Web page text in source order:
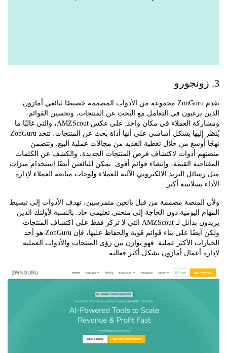
تقدم ZonGuru مجموعة من الأدوات المصممة خصيصًا لبائعي أمازون
يرغبون في التعامل مع البحث عن المنتجات، وتحسين القوائم،
ومشاركة العملاء في مكان واحد. على عكس AMZScout، والتي غالبًا ما
يُنظر إليها بشكل أساسي على أنها أداة بحث عن المنتجات، تتخذ ZonGuru
من خلال تغطية العديد من مجالات عملية البيع. وتتضمن
أدوات لاكتشاف فرص المنتجات الجديدة، والكشف عن الكلمات
القيمة، وإنشاء قوائم أقوى. يمكن للبائعين أيضًا استخدام ميزات
البريد الإلكتروني الآلية للعملاء ولوحات متابعة العملاء لإدارة
بسلاسة أكبر.
مصممة من قبل بائعين متمرسين، تهدف الأدوات إلى تبسيط
اليومية دون الحاجة إلى منحنى تعليمي حاد. بالنسبة لأولئك الذين
يريدون بدائل لـ AMZScout التي لا تركز فقط على اكتشاف المنتجات
ولكن أيضًا على بناء قوائم قوية والحفاظ عليها، فإن ZonGuru هو أحد
الأكثر عملية. فهو يوازن بين رؤى المنتجات والأدوات العملية
أعمال أمازون بشكل أكثر فعالية.